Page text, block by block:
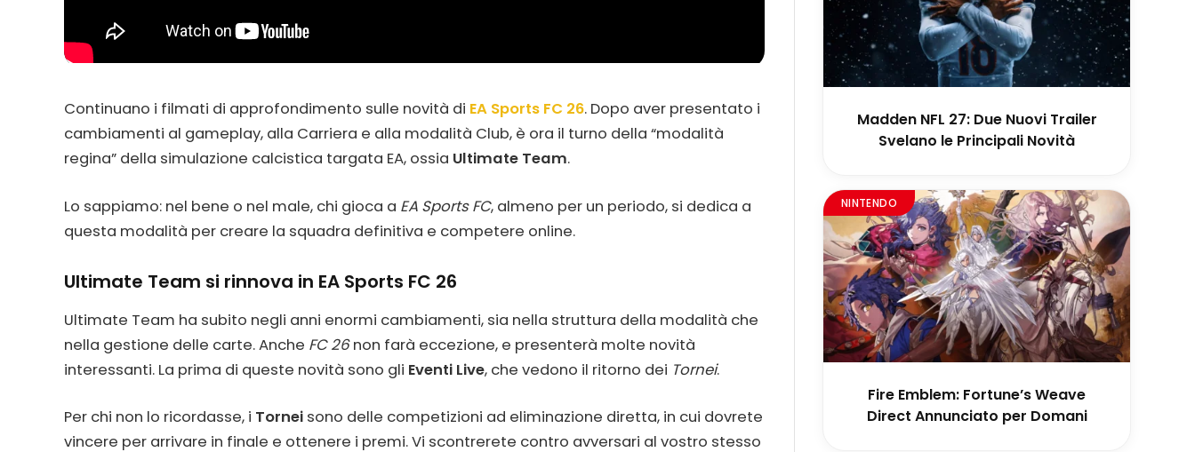
Continuano i filmati di approfondimento sulle novità di EA Sports FC 26. Dopo aver presentato i
cambiamenti al gameplay, alla Carriera e alla modalità Club, è ora il turno della “modalità
regina” della simulazione calcistica targata EA, ossia Ultimate Team.
Lo sappiamo: nel bene o nel male, chi gioca a EA Sports FC, almeno per un periodo, si dedica a
questa modalità per creare la squadra definitiva e competere online.
Ultimate Team si rinnova in EA Sports FC 26
Ultimate Team ha subito negli anni enormi cambiamenti, sia nella struttura della modalità che
nella gestione delle carte. Anche FC 26non farà eccezione, e presenterà molte novità
interessanti. La prima di queste novità sono gli Eventi Live, che vedono il ritorno dei Tornei.
Per chi non lo ricordasse, i Tornei sono delle competizioni ad eliminazione diretta, in cui dovrete
vincere per arrivare in finale e ottenere i premi. Vi scontrerete contro avversari al vostro stesso
Madden NFL 27: Due Nuovi Trailer
Svelano le Principali Novità
NINTENDO
Fire Emblem: Fortune’s Weave
Direct Annunciato per Domani